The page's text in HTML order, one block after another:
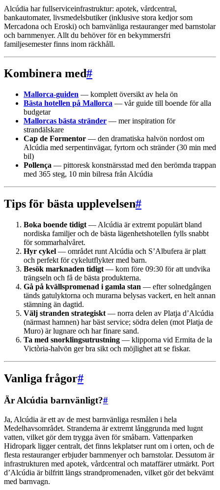
Alcúdia har fullserviceinfrastruktur: apotek, vårdcentral,
bankautomater, livsmedelsbutiker (inklusive stora kedjor som
Mercadona och Eroski) och barnvänliga restauranger med barnstolar
och barnmenyer. Allt du behöver för en bekymmersfri
familjesemester finns inom räckhåll.
Kombinera med#
Mallorca-guiden — komplett översikt av hela ön
Bästa hotellen på Mallorca — vår guide till boende för alla
budgetar
Mallorcas bästa stränder — mer inspiration för
strandälskare
Cap de Formentor — den dramatiska halvön nordost om
Alcúdia med serpentinvägar, fyrtorn och stränder (30 min med
bil)
Pollença — pittoresk konstnärsstad med den berömda trappan
med 365 steg, 10 min bilresa från Alcúdia
Tips för bästa upplevelsen#
Boka boende tidigt — Alcúdia är extremt populärt bland
nordiska familjer och de bästa lägenhetshotellen fylls snabbt
för sommarhalvåret.
Hyr cykel — området runt Alcúdia och S’Albufera är platt
och perfekt för cykelutflykter med barn.
Besök marknaden tidigt — kom före 09:30 för att undvika
trängseln och få de bästa produkterna.
Gå på kvällspromenad i gamla stan — efter solnedgången
tänds gatulyktorna och murarna belysas vackert, en helt annan
stämning än dagtid.
Välj stranden strategiskt — norra delen av Platja d’Alcúdia
(närmast hamnen) har bäst service; södra delen (mot Platja de
Muro) är lugnare och har finare sand.
Ta med snorklingsutrustning — klipporna vid Ermita de la
Victòria-halvön ger bra sikt och möjlighet att se fiskar.
Vanliga frågor#
Är Alcúdia barnvänligt?#
Ja, Alcúdia är ett av de mest barnvänliga resmålen i hela
Medelhavsområdet. Stranderna är extremt långgrunda med lugnt
vatten, vilket gör dem trygga även för småbarn. Vattenparken
Hidropark ligger centralt, det finns lekplatser runt om i orten, och de
flesta restauranger erbjuder barnmenyer och barnstolar. Dessutom är
infrastrukturen med apotek, vårdcentral och mataffärer utmärkt. Port
d’Alcúdia är bilfritt längs strandpromenaden, vilket gör det bekvämt
med barnvagn.